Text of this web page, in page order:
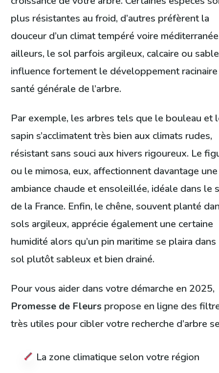
plus résistantes au froid, d’autres préfèrent la
douceur d’un climat tempéré voire
ailleurs, le sol parfois argileux, calcaire ou
influence fortement le développement
santé générale de l’arbre.
Par exemple, les arbres tels que le bouleau et
sapin s’acclimatent très bien aux climats rudes,
résistant sans souci aux hivers rigoureux. Le
ou le mimosa, eux, affectionnent davantage une
ambiance chaude et ensoleillée, idéale dans le
de la France. Enfin, le chêne, souvent planté
sols argileux, apprécie également une certaine
humidité alors qu’un pin maritime se plaira dans
sol plutôt sableux et bien drainé.
Pour vous aider dans votre démarche en 2025,
Promesse de Fleurs propose en ligne des
très utiles pour cibler votre recherche d’arbre
La zone climatique selon votre région